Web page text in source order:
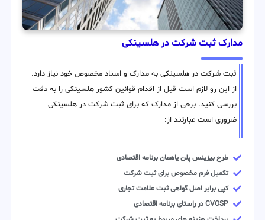
مدارک ثبت شرکت در هلسینکی
ثبت شرکت در هلسینکی به مدارک و اسناد مخصوص خود نیاز دارد.
از این رو لازم است قبل از اقدام قوانین کشور هلسینکی را به دقت
بررسی کنید. برخی از مدارک که برای ثبت شرکت در هلسینکی
ضروری است عبارتند از:
طرح بیزینس پلن یاهمان برنامه اقتصادی
تکمیل فرم مخصوص برای ثبت شرکت
کپی برابر اصل گواهی ثبت علامت تجاری
CVOSP در راستای برنامه اقتصادی